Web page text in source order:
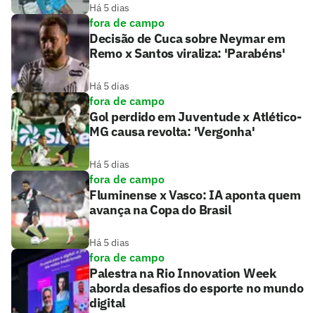
Há 5 dias
fora de campo
Decisão de Cuca sobre Neymar em
Remo x Santos viraliza: 'Parabéns'
Há 5 dias
fora de campo
Gol perdido em Juventude x Atlético-
MG causa revolta: 'Vergonha'
Há 5 dias
fora de campo
Fluminense x Vasco: IA aponta quem
avança na Copa do Brasil
Há 5 dias
fora de campo
Palestra na Rio Innovation Week
aborda desafios do esporte no mundo
digital